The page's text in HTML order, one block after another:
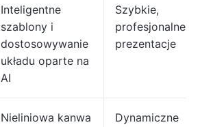
Inteligentne
szablony i
dostosowywanie
układu oparte na
AI
Szybkie,
profesjonalne
prezentacje
Nieliniowa kanwa
Dynamiczne